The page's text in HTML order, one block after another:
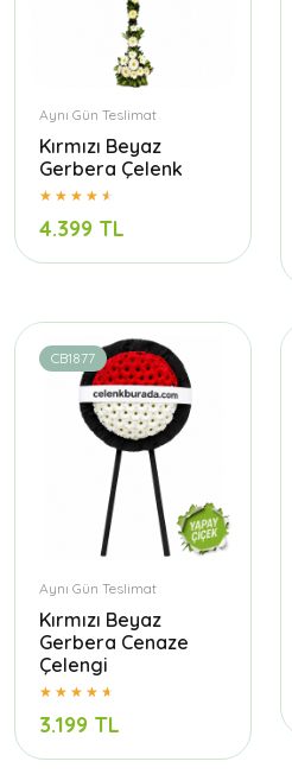
Aynı Gün Teslimat
Kırmızı Beyaz
Gerbera Çelenk
4.399 TL
CB1877
Aynı Gün Teslimat
Kırmızı Beyaz
Gerbera Cenaze
Çelengi
3.199 TL